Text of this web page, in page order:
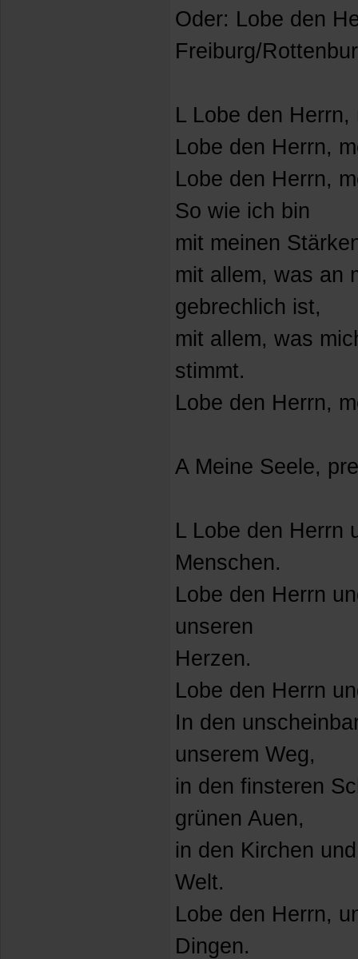
Oder: Lobe den
Freiburg/
L Lobe den Herrn,
Lobe den Herrn,
Lobe den Herrn,
So wie ich bin
mit meinen
mit allem, was an
gebrechlich ist,
mit allem, was
stimmt.
Lobe den Herrn,
A Meine Seele,
L Lobe den Herrn
Menschen.
Lobe den Herrn
unseren
Herzen.
Lobe den Herrn
In den
unserem Weg,
in den finsteren
grünen Auen,
in den Kirchen
Welt.
Lobe den Herrn,
Dingen.